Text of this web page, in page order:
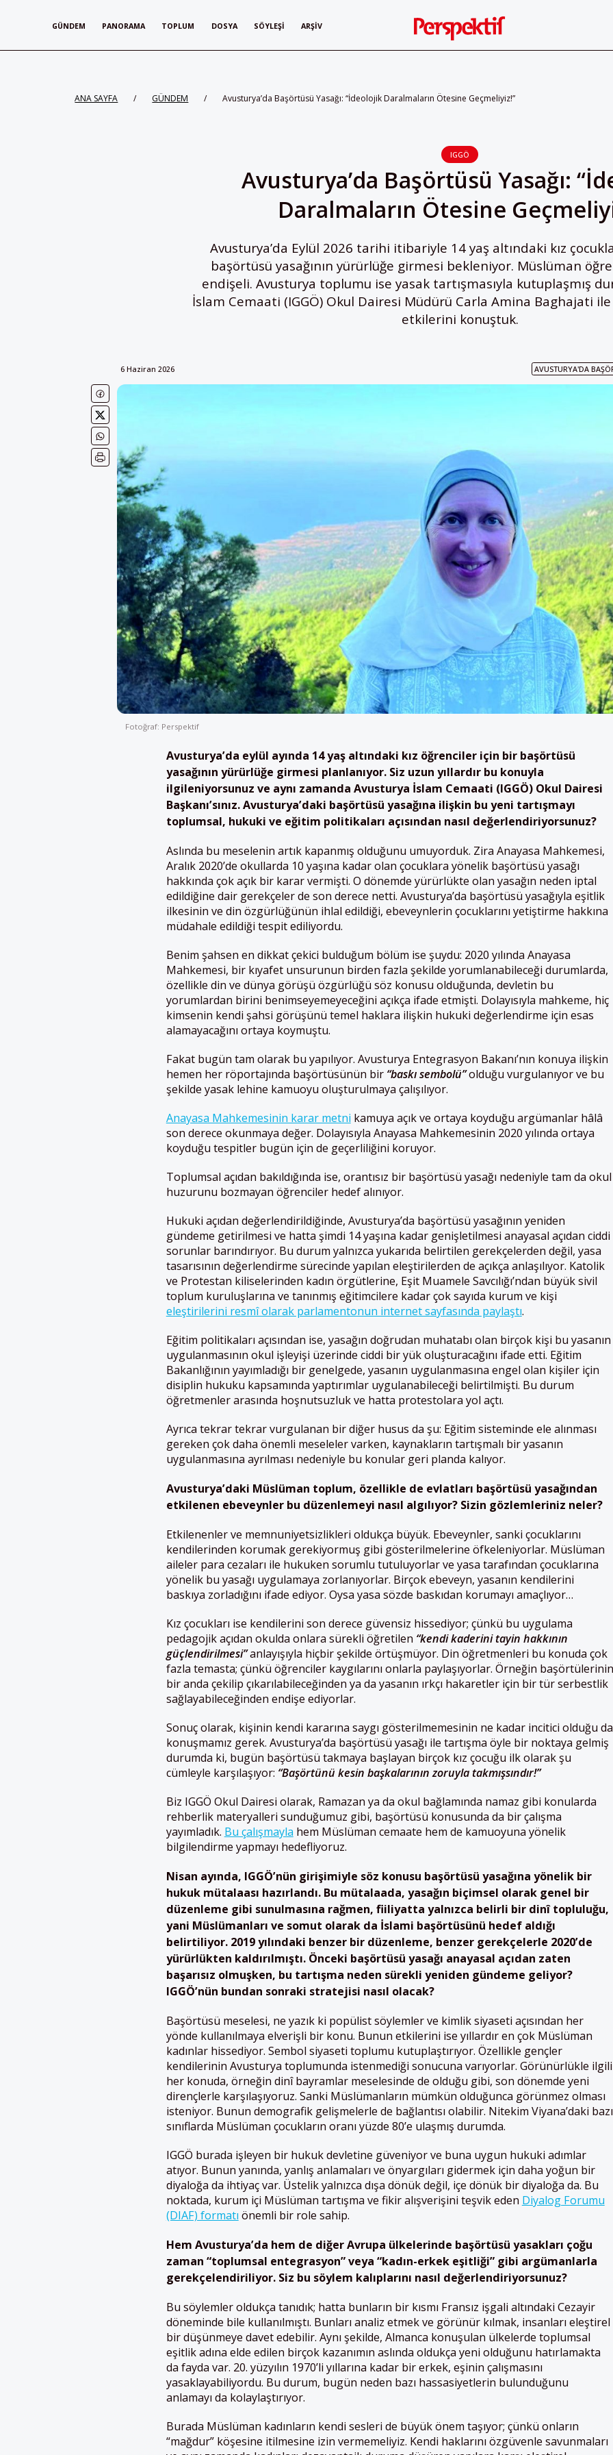
GÜNDEM PANORAMA TOPLUM DOSYA SÖYLEŞI ARŞIV
ANA SAYFA / GÜNDEM / Avusturya’da Başörtüsü Yasağı: “İdeolojik Daralmaların Ötesine Geçmeliyiz!”
IGGÖ
Avusturya’da Başörtüsü Yasağı:
Daralmaların Ötesine
Avusturya’da Eylül 2026 tarihi itibariyle 14 yaş altındaki kız
başörtüsü yasağının yürürlüğe girmesi bekleniyor. Müslüman
endişeli. Avusturya toplumu ise yasak tartışmasıyla kutuplaşmış
İslam Cemaati (IGGÖ) Okul Dairesi Müdürü Carla Amina Baghajati
etkilerini konuştuk.
6 Haziran 2026 AVUSTURYA'DA
Fotoğraf: Perspektif
Avusturya’da eylül ayında 14 yaş altındaki kız öğrenciler için bir başörtüsü
yasağının yürürlüğe girmesi planlanıyor. Siz uzun yıllardır bu konuyla
ilgileniyorsunuz ve aynı zamanda Avusturya İslam Cemaati (IGGÖ) Okul Dairesi
Başkanı’sınız. Avusturya’daki başörtüsü yasağına ilişkin bu yeni tartışmayı
toplumsal, hukuki ve eğitim politikaları açısından nasıl değerlendiriyorsunuz?
Aslında bu meselenin artık kapanmış olduğunu umuyorduk. Zira Anayasa Mahkemesi,
Aralık 2020’de okullarda 10 yaşına kadar olan çocuklara yönelik başörtüsü yasağı
hakkında çok açık bir karar vermişti. O dönemde yürürlükte olan yasağın neden iptal
edildiğine dair gerekçeler de son derece netti. Avusturya’da başörtüsü yasağıyla eşitlik
ilkesinin ve din özgürlüğünün ihlal edildiği, ebeveynlerin çocuklarını yetiştirme hakkına
müdahale edildiği tespit ediliyordu.
Benim şahsen en dikkat çekici bulduğum bölüm ise şuydu: 2020 yılında Anayasa
Mahkemesi, bir kıyafet unsurunun birden fazla şekilde yorumlanabileceği durumlarda,
özellikle din ve dünya görüşü özgürlüğü söz konusu olduğunda, devletin bu
yorumlardan birini benimseyemeyeceğini açıkça ifade etmişti. Dolayısıyla mahkeme, hiç
kimsenin kendi şahsi görüşünü temel haklara ilişkin hukuki değerlendirme için esas
alamayacağını ortaya koymuştu.
Fakat bugün tam olarak bu yapılıyor. Avusturya Entegrasyon Bakanı’nın konuya ilişkin
hemen her röportajında başörtüsünün bir “baskı sembolü”olduğu vurgulanıyor ve bu
şekilde yasak lehine kamuoyu oluşturulmaya çalışılıyor.
Anayasa Mahkemesinin karar metnikamuya açık ve ortaya koyduğu argümanlar hâlâ
son derece okunmaya değer. Dolayısıyla Anayasa Mahkemesinin 2020 yılında ortaya
koyduğu tespitler bugün için de geçerliliğini koruyor.
Toplumsal açıdan bakıldığında ise, orantısız bir başörtüsü yasağı nedeniyle tam da okul
huzurunu bozmayan öğrenciler hedef alınıyor.
Hukuki açıdan değerlendirildiğinde, Avusturya’da başörtüsü yasağının yeniden
gündeme getirilmesi ve hatta şimdi 14 yaşına kadar genişletilmesi anayasal açıdan ciddi
sorunlar barındırıyor. Bu durum yalnızca yukarıda belirtilen gerekçelerden değil, yasa
tasarısının değerlendirme sürecinde yapılan eleştirilerden de açıkça anlaşılıyor. Katolik
ve Protestan kiliselerinden kadın örgütlerine, Eşit Muamele Savcılığı’ndan büyük sivil
toplum kuruluşlarına ve tanınmış eğitimcilere kadar çok sayıda kurum ve kişi
eleştirilerini resmî olarak parlamentonun internet sayfasında paylaştı.
Eğitim politikaları açısından ise, yasağın doğrudan muhatabı olan birçok kişi bu yasanın
uygulanmasının okul işleyişi üzerinde ciddi bir yük oluşturacağını ifade etti. Eğitim
Bakanlığının yayımladığı bir genelgede, yasanın uygulanmasına engel olan kişiler için
disiplin hukuku kapsamında yaptırımlar uygulanabileceği belirtilmişti. Bu durum
öğretmenler arasında hoşnutsuzluk ve hatta protestolara yol açtı.
Ayrıca tekrar tekrar vurgulanan bir diğer husus da şu: Eğitim sisteminde ele alınması
gereken çok daha önemli meseleler varken, kaynakların tartışmalı bir yasanın
uygulanmasına ayrılması nedeniyle bu konular geri planda kalıyor.
Avusturya’daki Müslüman toplum, özellikle de evlatları başörtüsü yasağından
etkilenen ebeveynler bu düzenlemeyi nasıl algılıyor? Sizin gözlemleriniz neler?
Etkilenenler ve memnuniyetsizlikleri oldukça büyük. Ebeveynler, sanki çocuklarını
kendilerinden korumak gerekiyormuş gibi gösterilmelerine öfkeleniyorlar. Müslüman
aileler para cezaları ile hukuken sorumlu tutuluyorlar ve yasa tarafından çocuklarına
yönelik bu yasağı uygulamaya zorlanıyorlar. Birçok ebeveyn, yasanın kendilerini
baskıya zorladığını ifade ediyor. Oysa yasa sözde baskıdan korumayı amaçlıyor…
Kız çocukları ise kendilerini son derece güvensiz hissediyor; çünkü bu uygulama
pedagojik açıdan okulda onlara sürekli öğretilen “kendi kaderini tayin hakkının
güçlendirilmesi”anlayışıyla hiçbir şekilde örtüşmüyor. Din öğretmenleri bu konuda çok
fazla temasta; çünkü öğrenciler kaygılarını onlarla paylaşıyorlar. Örneğin başörtülerinin
bir anda çekilip çıkarılabileceğinden ya da yasanın ırkçı hakaretler için bir tür serbestlik
sağlayabileceğinden endişe ediyorlar.
Sonuç olarak, kişinin kendi kararına saygı gösterilmemesinin ne kadar incitici olduğu da
konuşmamız gerek. Avusturya’da başörtüsü yasağı ile tartışma öyle bir noktaya gelmiş
durumda ki, bugün başörtüsü takmaya başlayan birçok kız çocuğu ilk olarak şu
cümleyle karşılaşıyor: “Başörtünü kesin başkalarının zoruyla takmışsındır!”
Biz IGGÖ Okul Dairesi olarak, Ramazan ya da okul bağlamında namaz gibi konularda
rehberlik materyalleri sunduğumuz gibi, başörtüsü konusunda da bir çalışma
yayımladık. Bu çalışmayla hem Müslüman cemaate hem de kamuoyuna yönelik
bilgilendirme yapmayı hedefliyoruz.
Nisan ayında, IGGÖ’nün girişimiyle söz konusu başörtüsü yasağına yönelik bir
hukuk mütalaası hazırlandı. Bu mütalaada, yasağın biçimsel olarak genel bir
düzenleme gibi sunulmasına rağmen, fiiliyatta yalnızca belirli bir dinî topluluğu,
yani Müslümanları ve somut olarak da İslami başörtüsünü hedef aldığı
belirtiliyor. 2019 yılındaki benzer bir düzenleme, benzer gerekçelerle 2020’de
yürürlükten kaldırılmıştı. Önceki başörtüsü yasağı anayasal açıdan zaten
başarısız olmuşken, bu tartışma neden sürekli yeniden gündeme geliyor?
IGGÖ’nün bundan sonraki stratejisi nasıl olacak?
Başörtüsü meselesi, ne yazık ki popülist söylemler ve kimlik siyaseti açısından her
yönde kullanılmaya elverişli bir konu. Bunun etkilerini ise yıllardır en çok Müslüman
kadınlar hissediyor. Sembol siyaseti toplumu kutuplaştırıyor. Özellikle gençler
kendilerinin Avusturya toplumunda istenmediği sonucuna varıyorlar. Görünürlükle ilgili
her konuda, örneğin dinî bayramlar meselesinde de olduğu gibi, son dönemde yeni
dirençlerle karşılaşıyoruz. Sanki Müslümanların mümkün olduğunca görünmez olması
isteniyor. Bunun demografik gelişmelerle de bağlantısı olabilir. Nitekim Viyana’daki bazı
sınıflarda Müslüman çocukların oranı yüzde 80’e ulaşmış durumda.
IGGÖ burada işleyen bir hukuk devletine güveniyor ve buna uygun hukuki adımlar
atıyor. Bunun yanında, yanlış anlamaları ve önyargıları gidermek için daha yoğun bir
diyaloğa da ihtiyaç var. Üstelik yalnızca dışa dönük değil, içe dönük bir diyaloğa da. Bu
noktada, kurum içi Müslüman tartışma ve fikir alışverişini teşvik eden Diyalog Forumu
(DIAF) formatıönemli bir role sahip.
Hem Avusturya’da hem de diğer Avrupa ülkelerinde başörtüsü yasakları çoğu
zaman “toplumsal entegrasyon” veya “kadın-erkek eşitliği” gibi argümanlarla
gerekçelendiriliyor. Siz bu söylem kalıplarını nasıl değerlendiriyorsunuz?
Bu söylemler oldukça tanıdık; hatta bunların bir kısmı Fransız işgali altındaki Cezayir
döneminde bile kullanılmıştı. Bunları analiz etmek ve görünür kılmak, insanları eleştirel
bir düşünmeye davet edebilir. Aynı şekilde, Almanca konuşulan ülkelerde toplumsal
eşitlik adına elde edilen birçok kazanımın aslında oldukça yeni olduğunu hatırlamakta
da fayda var. 20. yüzyılın 1970’li yıllarına kadar bir erkek, eşinin çalışmasını
yasaklayabiliyordu. Bu durum, bugün neden bazı hassasiyetlerin bulunduğunu
anlamayı da kolaylaştırıyor.
Burada Müslüman kadınların kendi sesleri de büyük önem taşıyor; çünkü onların
“mağdur” köşesine itilmesine izin vermemeliyiz. Kendi haklarını özgüvenle savunmaları